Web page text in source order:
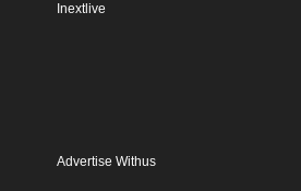
Inextlive
Advertise Withus